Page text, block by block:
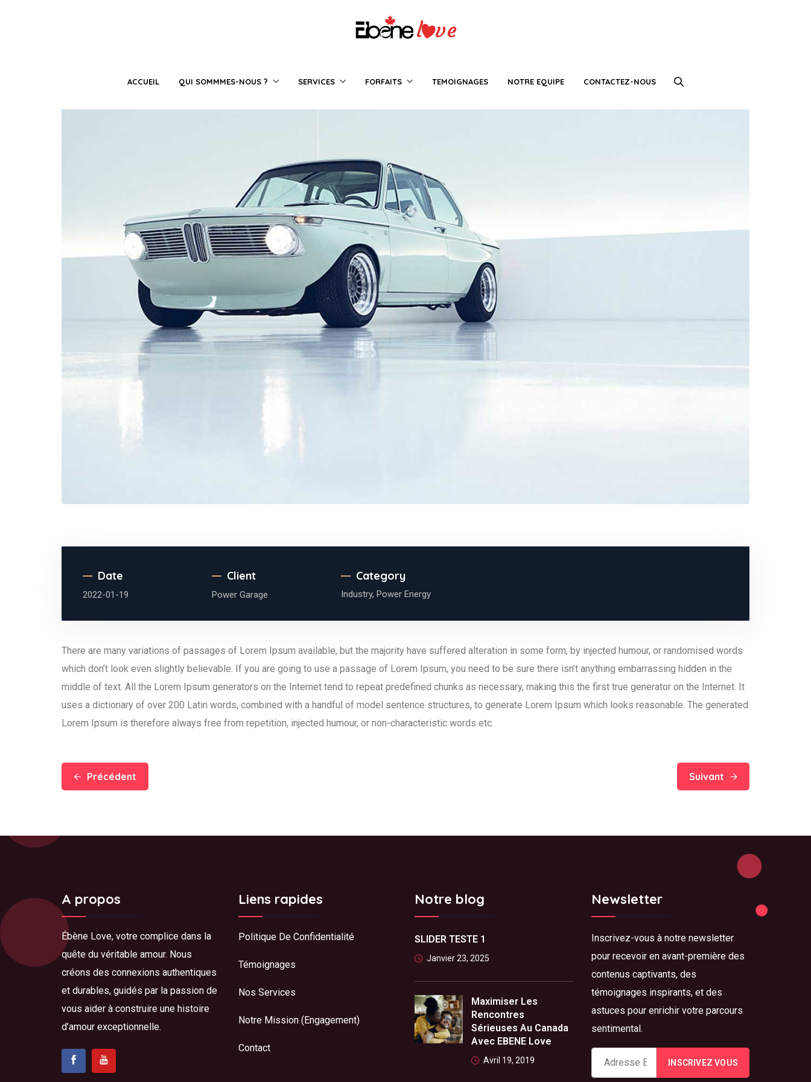
ACCUEIL QUI SOMMMES-NOUS ? SERVICES FORFAITS TEMOIGNAGES NOTRE EQUIPE CONTACTEZ-NOUS
Date
2022-01-19
Client
Power Garage
Category
Industry, Power Energy
There are many variations of passages of Lorem Ipsum available, but the majority have suffered alteration in some form, by injected humour, or randomised words
which don’t look even slightly believable. If you are going to use a passage of Lorem Ipsum, you need to be sure there isn’t anything embarrassing hidden in the
middle of text. All the Lorem Ipsum generators on the Internet tend to repeat predefined chunks as necessary, making this the first true generator on the Internet. It
uses a dictionary of over 200 Latin words, combined with a handful of model sentence structures, to generate Lorem Ipsum which looks reasonable. The generated
Lorem Ipsum is therefore always free from repetition, injected humour, or non-characteristic words etc.
Précédent Suivant
A propos
Ébène Love, votre complice dans la
quête du véritable amour. Nous
créons des connexions authentiques
et durables, guidés par la passion de
vous aider à construire une histoire
d’amour exceptionnelle.
Liens rapides
Politique De Confidentialité
Témoignages
Nos Services
Notre Mission (Engagement)
Contact
Notre blog
SLIDER TESTE 1
Janvier 23, 2025
Maximiser Les
Rencontres
Sérieuses Au Canada
Avec EBENE Love
Avril 19, 2019
Newsletter
Inscrivez-vous à notre newsletter
pour recevoir en avant-première des
contenus captivants, des
témoignages inspirants, et des
astuces pour enrichir votre parcours
sentimental.